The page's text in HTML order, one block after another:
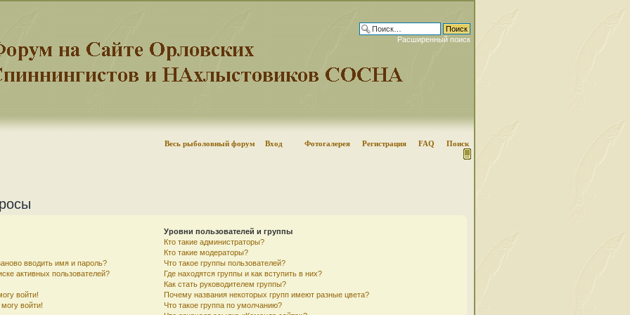
Расширенный поиск
Весь рыболовный форум Вход Фотогалерея Регистрация FAQ Поиск
вводить имя и пароль?
активных пользователей?
войти!
войти!
Уровни пользователей и группы
Кто такие администраторы?
Кто такие модераторы?
Что такое группы пользователей?
Где находятся группы и как вступить в них?
Как стать руководителем группы?
Почему названия некоторых групп имеют разные цвета?
Что такое группа по умолчанию?